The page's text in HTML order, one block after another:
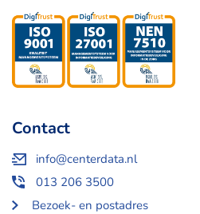
Contact
info@centerdata.nl
013 206 3500
Bezoek- en postadres